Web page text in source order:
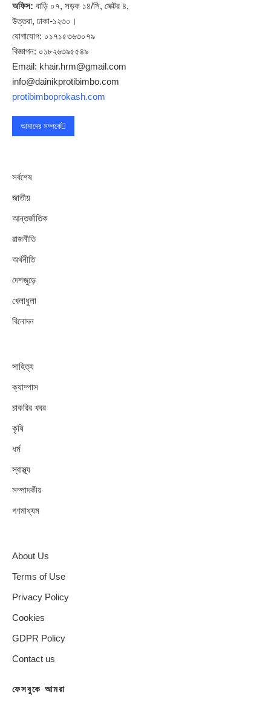
অফিস: বাড়ি ০৭, সড়ক ১৪/সি, সেক্টর ৪,
উত্তরা, ঢাকা-১২৩০।
যোগাযোগ: ০১৭১৫৩৬৩০৭৯
বিজ্ঞাপন: ০১৮২৬৩৯৫৫৪৯
Email: khair.hrm@gmail.com
info@dainikprotibimbo.com
protibimboprokash.com
আমাদের সম্পর্কে
সর্বশেষ
জাতীয়
আন্তর্জাতিক
রাজনীতি
অর্থনীতি
দেশজুড়ে
খেলাধুলা
বিনোদন
সাহিত্য
ক্যাম্পাস
চাকরির খবর
কৃষি
ধর্ম
স্বাস্থ্য
সম্পাদকীয়
গণমাধ্যম
About Us
Terms of Use
Privacy Policy
Cookies
GDPR Policy
Contact us
ফেসবুকে আমরা